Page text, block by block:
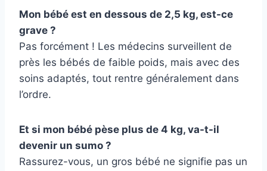
Mon bébé est en dessous de 2,5 kg, est-ce
grave ?
Pas forcément ! Les médecins surveillent de
près les bébés de faible poids, mais avec des
soins adaptés, tout rentre généralement dans
l’ordre.
Et si mon bébé pèse plus de 4 kg, va-t-il
devenir un sumo ?
Rassurez-vous, un gros bébé ne signifie pas un